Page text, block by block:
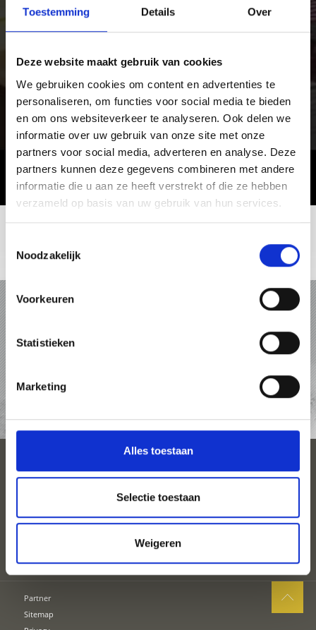
Toestemming Details Over
Deze website maakt gebruik van cookies
We gebruiken cookies om content en advertenties te
personaliseren, om functies voor social media te bieden
en om ons websiteverkeer te analyseren. Ook delen we
informatie over uw gebruik van onze site met onze
partners voor social media, adverteren en analyse. Deze
partners kunnen deze gegevens combineren met andere
informatie die u aan ze heeft verstrekt of die ze hebben
verzameld op basis van uw gebruik van hun services.
Noodzakelijk
Voorkeuren
Statistieken
Marketing
Alles toestaan
Selectie toestaan
Weigeren
VAKANTIE IN VINSCHGAU
SEIZOENEN
PLAN UW VAKANTIE
Partner
Sitemap